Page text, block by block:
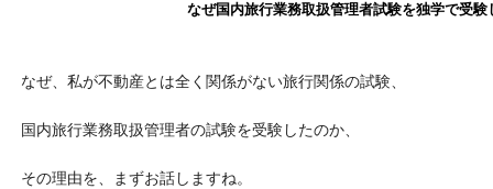
なぜ国内旅行業務取扱管理者試験を独学で受験
なぜ、私が不動産とは全く関係がない旅行関係の試験、
国内旅行業務取扱管理者の試験を受験したのか、
その理由を、まずお話しますね。